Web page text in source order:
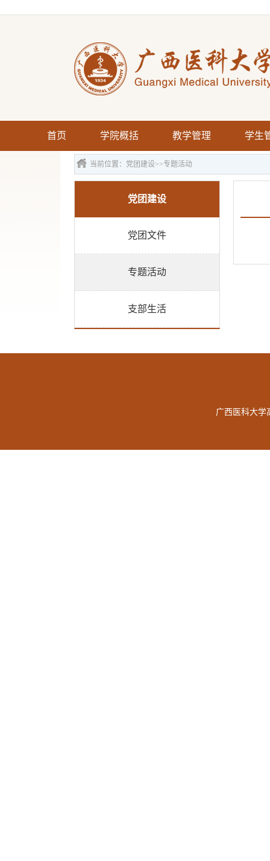
首页 学院概括 教学管理 学生
当前位置： 党团建设>>专题活动
党团建设
党团文件
专题活动
支部生活
广西医科大学